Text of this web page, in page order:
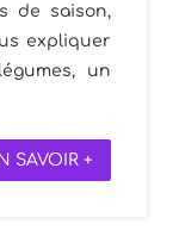
de saison,
expliquer
un
SAVOIR +